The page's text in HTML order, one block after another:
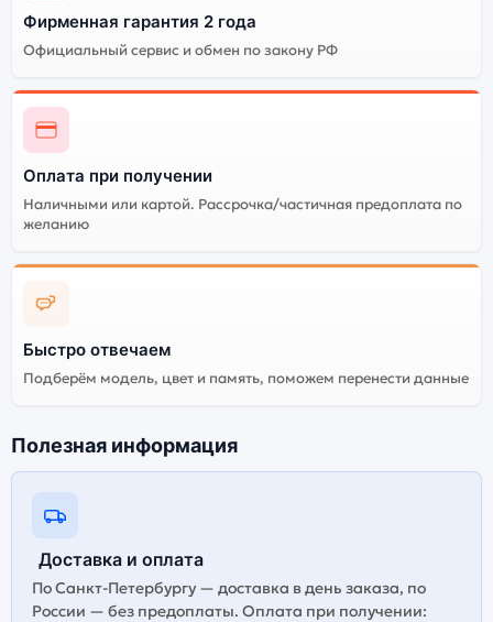
Фирменная гарантия 2 года
Официальный сервис и обмен по закону РФ
Оплата при получении
Наличными или картой. Рассрочка/частичная предоплата по
желанию
Быстро отвечаем
Подберём модель, цвет и память, поможем перенести данные
Полезная информация
Доставка и оплата
По Санкт-Петербургу — доставка в день заказа, по
России — без предоплаты. Оплата при получении: